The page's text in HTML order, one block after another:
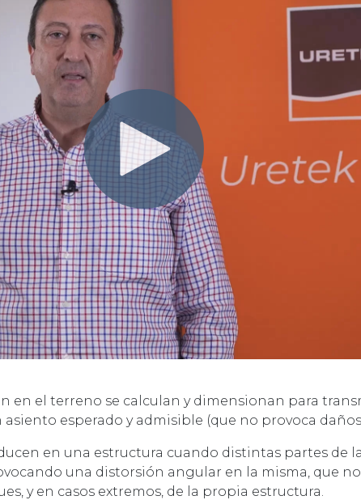
en el terreno se calculan y dimensionan para
esperado y admisible (que no provoca
en una estructura cuando distintas partes de
una distorsión angular en la misma, que
y en casos extremos, de la propia estructura.